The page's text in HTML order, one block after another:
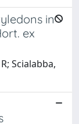
in
ex
Scialabba,